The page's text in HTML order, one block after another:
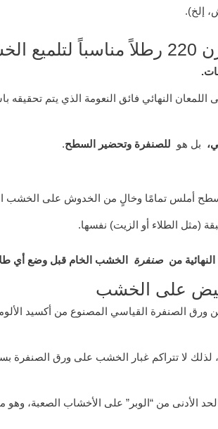
إلخ).
اللمعان النهائي فائق النعومة الذي يتم تحقيقه
بل هو للصنفرة وتحضير السطح.
أملس تمامًا وخالٍ من الخدوش على الخشب
(مثل الطلاء أو الزيت) نفسها.
صنفرة الخشب الخام قبل وضع أي
على الخشب
ورق الصنفرة القياسي المصنوع من أكسيد
لذلك لا تتراكم غبار الخشب على ورق الصنفرة
الأدنى من “الوبر” على الأخشاب الصعبة، وهو